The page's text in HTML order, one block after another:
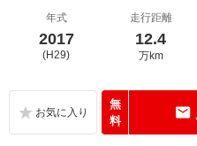
年式
2017
(H29)
走行距離
12.4
万km
無
料